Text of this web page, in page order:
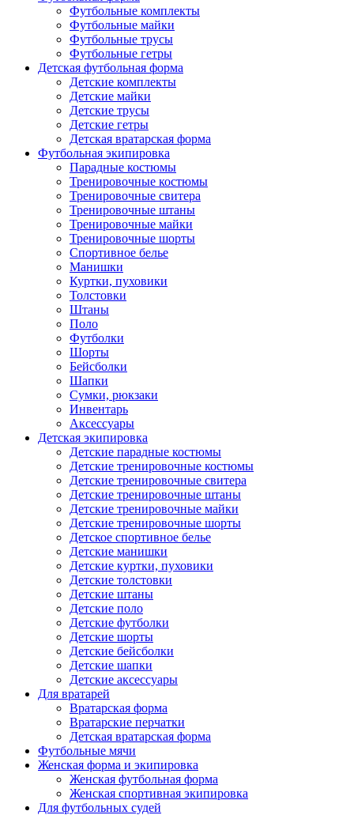
Футбольные комплекты
Футбольные майки
Футбольные трусы
Футбольные гетры
Детская футбольная форма
Детские комплекты
Детские майки
Детские трусы
Детские гетры
Детская вратарская форма
Футбольная экипировка
Парадные костюмы
Тренировочные костюмы
Тренировочные свитера
Тренировочные штаны
Тренировочные майки
Тренировочные шорты
Спортивное белье
Манишки
Куртки, пуховики
Толстовки
Штаны
Поло
Футболки
Шорты
Бейсболки
Шапки
Сумки, рюкзаки
Инвентарь
Аксессуары
Детская экипировка
Детские парадные костюмы
Детские тренировочные костюмы
Детские тренировочные свитера
Детские тренировочные штаны
Детские тренировочные майки
Детские тренировочные шорты
Детское спортивное белье
Детские манишки
Детские куртки, пуховики
Детские толстовки
Детские штаны
Детские поло
Детские футболки
Детские шорты
Детские бейсболки
Детские шапки
Детские аксессуары
Для вратарей
Вратарская форма
Вратарские перчатки
Детская вратарская форма
Футбольные мячи
Женская форма и экипировка
Женская футбольная форма
Женская спортивная экипировка
Для футбольных судей